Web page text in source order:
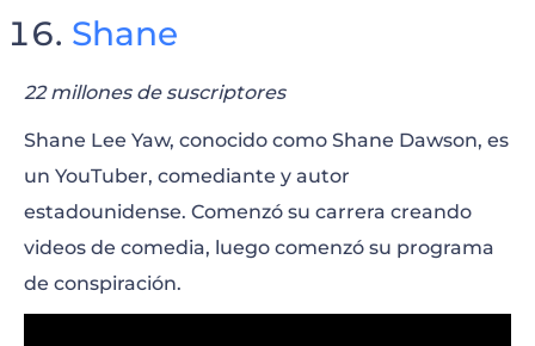
Shane
22 millones de suscriptores
Shane Lee Yaw, conocido como Shane Dawson, es
un YouTuber, comediante y autor
estadounidense. Comenzó su carrera creando
videos de comedia, luego comenzó su programa
de conspiración.